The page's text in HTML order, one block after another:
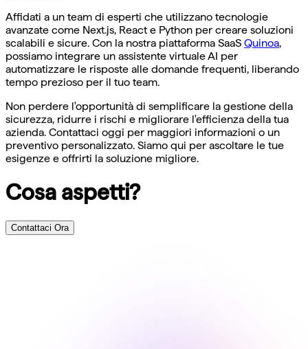
Affidati a un team di esperti che utilizzano tecnologie
avanzate come Next.js, React e Python per creare soluzioni
scalabili e sicure. Con la nostra piattaforma SaaS Quinoa,
possiamo integrare un assistente virtuale AI per
automatizzare le risposte alle domande frequenti, liberando
tempo prezioso per il tuo team.
Non perdere l'opportunità di semplificare la gestione della
sicurezza, ridurre i rischi e migliorare l'efficienza della tua
azienda. Contattaci oggi per maggiori informazioni o un
preventivo personalizzato. Siamo qui per ascoltare le tue
esigenze e offrirti la soluzione migliore.
Cosa aspetti?
Contattaci Ora